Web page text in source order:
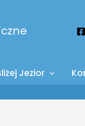
Jezior